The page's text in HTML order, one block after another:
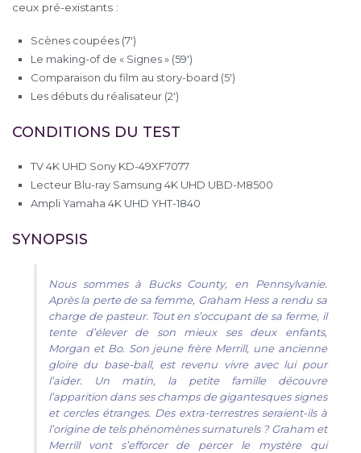
ceux pré-existants :
Scènes coupées (7′)
Le making-of de « Signes » (59′)
Comparaison du film au story-board (5′)
Les débuts du réalisateur (2′)
CONDITIONS DU TEST
TV 4K UHD Sony KD-49XF7077
Lecteur Blu-ray Samsung 4K UHD UBD-M8500
Ampli Yamaha 4K UHD YHT-1840
SYNOPSIS
Nous sommes à Bucks County, en Pennsylvanie.
Après la perte de sa femme, Graham Hess a rendu sa
charge de pasteur. Tout en s’occupant de sa ferme, il
tente d’élever de son mieux ses deux enfants,
Morgan et Bo. Son jeune frère Merrill, une ancienne
gloire du base-ball, est revenu vivre avec lui pour
l’aider. Un matin, la petite famille découvre
l’apparition dans ses champs de gigantesques signes
et cercles étranges. Des extra-terrestres seraient-ils à
l’origine de tels phénomènes surnaturels ? Graham et
Merrill vont s’efforcer de percer le mystère qui